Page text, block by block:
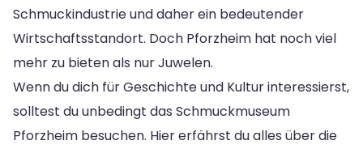
Schmuckindustrie und daher ein bedeutender
Wirtschaftsstandort. Doch Pforzheim hat noch viel
mehr zu bieten als nur Juwelen.
Wenn du dich für Geschichte und Kultur interessierst,
solltest du unbedingt das Schmuckmuseum
Pforzheim besuchen. Hier erfährst du alles über die